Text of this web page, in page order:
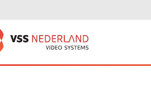
of non-object in
1 in/home/vssned01/domains/